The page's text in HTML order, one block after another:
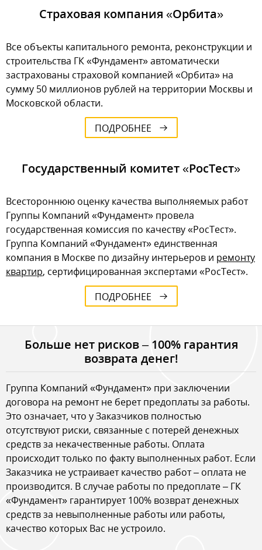
Страховая компания «Орбита»
Все объекты капитального ремонта, реконструкции и
строительства ГК «Фундамент» автоматически
застрахованы страховой компанией «Орбита» на
сумму 50 миллионов рублей на территории Москвы и
Московской области.
ПОДРОБНЕЕ
Государственный комитет «РосТест»
Всестороннюю оценку качества выполняемых работ
Группы Компаний «Фундамент» провела
государственная комиссия по качеству «РосТест».
Группа Компаний «Фундамент» единственная
компания в Москве по дизайну интерьеров и ремонту
квартир, сертифицированная экспертами «РосТест».
ПОДРОБНЕЕ
Больше нет рисков – 100% гарантия
возврата денег!
Группа Компаний «Фундамент» при заключении
договора на ремонт не берет предоплаты за работы.
Это означает, что у Заказчиков полностью
отсутствуют риски, связанные с потерей денежных
средств за некачественные работы. Оплата
происходит только по факту выполненных работ. Если
Заказчика не устраивает качество работ – оплата не
производится. В случае работы по предоплате – ГК
«Фундамент» гарантирует 100% возврат денежных
средств за невыполненные работы или работы,
качество которых Вас не устроило.